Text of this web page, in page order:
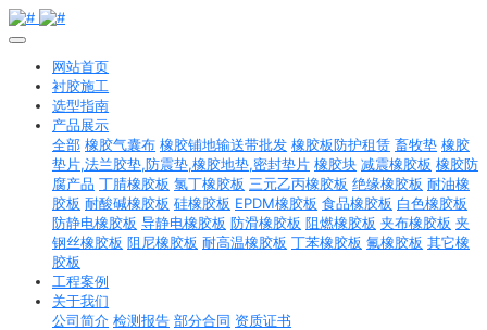
网站首页
衬胶施工
选型指南
产品展示
全部 橡胶气囊布 橡胶铺地输送带批发 橡胶板防护租赁 畜牧垫 橡胶
垫片,法兰胶垫,防震垫,橡胶地垫,密封垫片 橡胶块 减震橡胶板 橡胶防
腐产品 丁腈橡胶板 氯丁橡胶板 三元乙丙橡胶板 绝缘橡胶板 耐油橡
胶板 耐酸碱橡胶板 硅橡胶板 EPDM橡胶板 食品橡胶板 白色橡胶板
防静电橡胶板 导静电橡胶板 防滑橡胶板 阻燃橡胶板 夹布橡胶板 夹
钢丝橡胶板 阻尼橡胶板 耐高温橡胶板 丁苯橡胶板 氟橡胶板 其它橡
胶板
工程案例
关于我们
公司简介 检测报告 部分合同 资质证书